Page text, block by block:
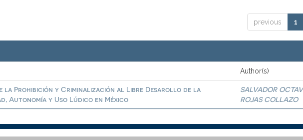
previous 1
Author(s)
la Prohibición y Criminalización al Libre Desarollo de la
Autonomía y Uso Lúdico en México
SALVADOR
ROJAS COLLAZO